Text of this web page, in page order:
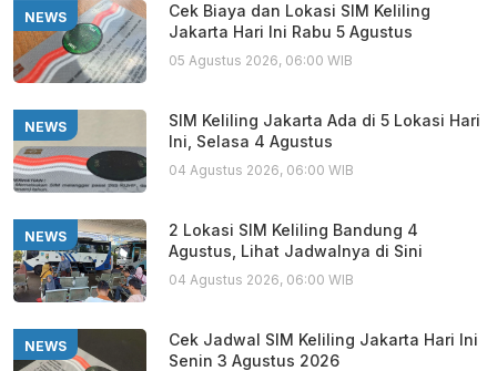
NEWS
Cek Biaya dan Lokasi SIM Keliling
Jakarta Hari Ini Rabu 5 Agustus
05 Agustus 2026, 06:00 WIB
NEWS
SIM Keliling Jakarta Ada di 5 Lokasi Hari
Ini, Selasa 4 Agustus
04 Agustus 2026, 06:00 WIB
NEWS
2 Lokasi SIM Keliling Bandung 4
Agustus, Lihat Jadwalnya di Sini
04 Agustus 2026, 06:00 WIB
NEWS
Cek Jadwal SIM Keliling Jakarta Hari Ini
Senin 3 Agustus 2026